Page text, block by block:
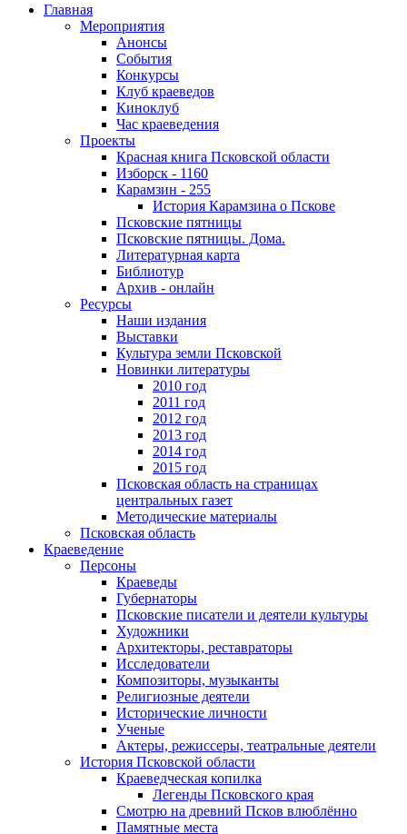
Главная
Мероприятия
Анонсы
События
Конкурсы
Клуб краеведов
Киноклуб
Час краеведения
Проекты
Красная книга Псковской области
Изборск - 1160
Карамзин - 255
История Карамзина о Пскове
Псковские пятницы
Псковские пятницы. Дома.
Литературная карта
Библиотур
Архив - онлайн
Ресурсы
Наши издания
Выставки
Культура земли Псковской
Новинки литературы
2010 год
2011 год
2012 год
2013 год
2014 год
2015 год
Псковская область на страницах
центральных газет
Методические материалы
Псковская область
Краеведение
Персоны
Краеведы
Губернаторы
Псковские писатели и деятели культуры
Художники
Архитекторы, реставраторы
Исследователи
Композиторы, музыканты
Религиозные деятели
Исторические личности
Ученые
Актеры, режиссеры, театральные деятели
История Псковской области
Краеведческая копилка
Легенды Псковского края
Смотрю на древний Псков влюблённо
Памятные места